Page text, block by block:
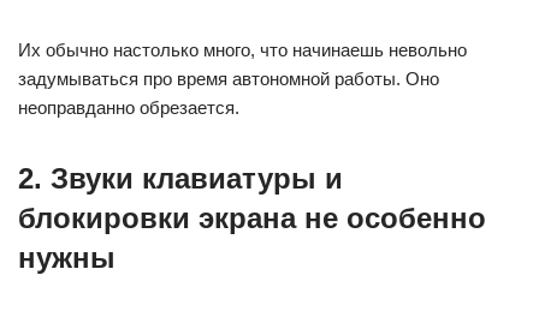
Их обычно настолько много, что начинаешь невольно
задумываться про время автономной работы. Оно
неоправданно обрезается.
2. Звуки клавиатуры и
блокировки экрана не особенно
нужны